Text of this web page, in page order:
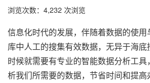
浏览次数：4,232 次浏览
信息化时代的发展，伴随着数据的使
库中人工的搜集有效数据，无异于海
时候就需要有专业的智能数据分析工
析我们所需要的数据，节省时间和提